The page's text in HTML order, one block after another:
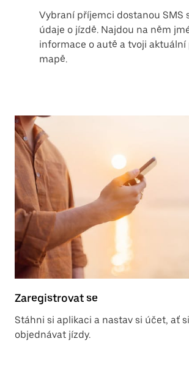
Vybraní příjemci dostanou SMS
údaje o jízdě. Najdou na něm
informace o autě a tvoji aktuální
mapě.
Zaregistrovat se
Stáhni si aplikaci a nastav si účet, ať
objednávat jízdy.